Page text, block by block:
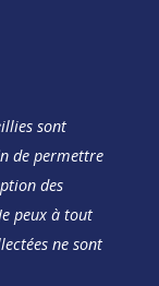
sont
de permettre
des
peux à tout
ne sont